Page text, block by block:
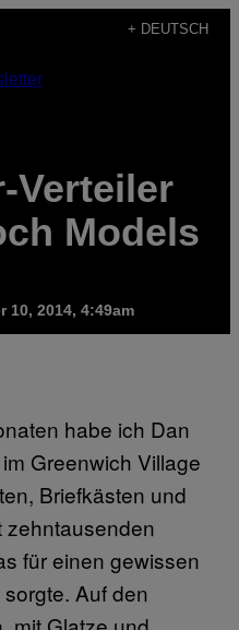
+ DEUTSCH
Verteiler
Models
10, 2014, 4:49am
habe ich Dan
Greenwich Village
Briefkästen und
zehntausenden
für einen gewissen
Auf den